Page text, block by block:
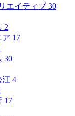
エイティブ 30
2
ア 17
30
江 4
17